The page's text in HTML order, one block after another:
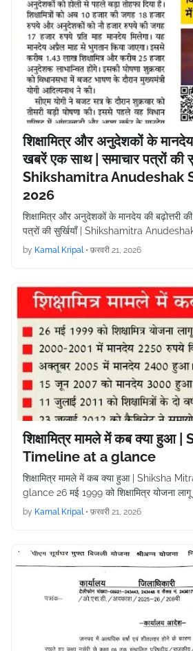
शिक्षामित्र और अनुदेशकों के मानदेय
खबरें एक साथ | समाचार पत्रों की
Shikshamitra Anudeshak
2026
शिक्षामित्र और अनुदेशकों के मानदेय की बढ़ोत्तरी
पत्रों की सुर्खियाँ | Shikshamitra
by Kamal Kripal • फ़रवरी 21, 2026
शिक्षामित्र मामले में कब क्या हुआ
Timeline at a glance
शिक्षामित्र मामले में कब क्या हुआ | Shiksha
glance 26 मई 1999 को शिक्षामित्र योजना
by Kamal Kripal • फ़रवरी 21, 2026